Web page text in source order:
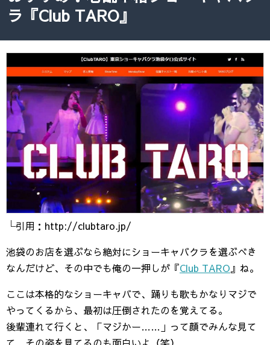
ラ『Club TARO』
└引用：http://clubtaro.jp/
池袋のお店を選ぶなら絶対にショーキャバクラを選ぶべき
なんだけど、その中でも俺の一押しが『Club TARO』ね。
ここは本格的なショーキャバで、踊りも歌もかなりマジで
やってくるから、最初は圧倒されたのを覚えてる。
後輩連れて行くと、「マジかー……」って顔でみんな見て